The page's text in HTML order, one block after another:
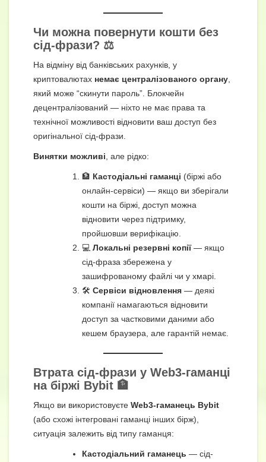
Чи можна повернути кошти без
сід-фрази? ⚖️
На відміну від банківських рахунків, у
криптовалютах немає централізованого органу
який може “скинути пароль”. Блокчейн
децентралізований — ніхто не має права та
технічної можливості відновити ваш доступ без
оригінальної сід-фрази.
Винятки можливі , але рідко:
🏦 Кастодіальні гаманці (біржі або
онлайн-сервіси) — якщо ви зберігали
кошти на біржі, доступ можна
відновити через підтримку,
пройшовши верифікацію.
💻 Локальні резервні копії— якщо
сід-фраза збережена у
зашифрованому файлі чи у хмарі.
🛠 Сервіси відновлення — деякі
компанії намагаються відновити
доступ за частковими даними або
кешем браузера, але гарантій немає.
Втрата сід-фрази у Web3-гаманці
на біржі Bybit 🏦
Якщо ви використовуєте Web3-гаманець Bybit
(або схожі інтегровані гаманці інших бірж),
ситуація залежить від типу гаманця:
Кастодіальний гаманець — сід-